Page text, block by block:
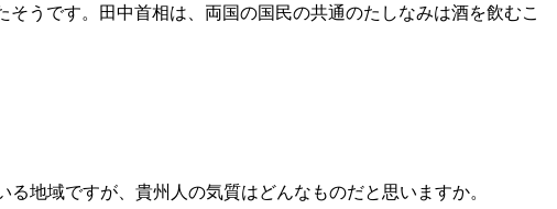
うです。田中首相は、両国の国民の共通のたしなみは酒を飲むこ
地域ですが、貴州人の気質はどんなものだと思いますか。